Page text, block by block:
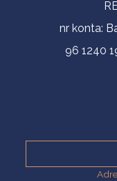
nr konta:
96 1240